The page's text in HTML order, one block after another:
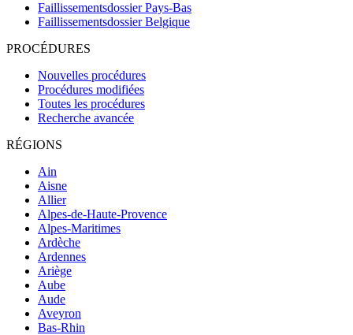
Faillissementsdossier Pays-Bas
Faillissementsdossier Belgique
PROCÉDURES
Nouvelles procédures
Procédures modifiées
Toutes les procédures
Recherche avancée
RÉGIONS
Ain
Aisne
Allier
Alpes-de-Haute-Provence
Alpes-Maritimes
Ardèche
Ardennes
Ariège
Aube
Aude
Aveyron
Bas-Rhin